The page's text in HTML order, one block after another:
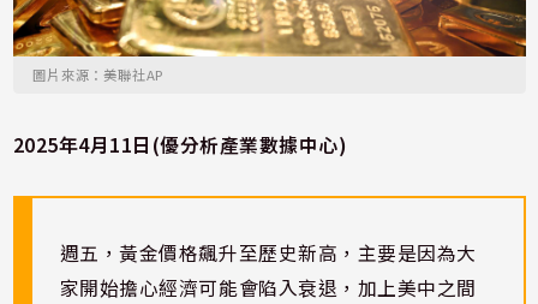
圖片來源：美聯社AP
2025年4月11日(優分析產業數據中心)
週五，黃金價格飆升至歷史新高，主要是因為大
家開始擔心經濟可能會陷入衰退，加上美中之間